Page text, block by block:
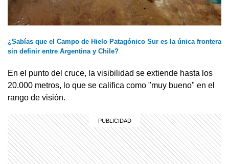
¿Sabías que el Campo de Hielo Patagónico Sur es la única frontera
sin definir entre Argentina y Chile?
En el punto del cruce, la visibilidad se extiende hasta los
20.000 metros, lo que se califica como "muy bueno" en el
rango de visión.